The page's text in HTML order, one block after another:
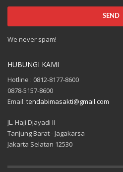
We never spam!
HUBUNGI KAMI
Hotline : 0812-8177-8600
0878-5157-8600
Email: tendabimasakti@gmail.com
JL. Haji Djayadi II
Tanjung Barat - Jagakarsa
Jakarta Selatan 12530